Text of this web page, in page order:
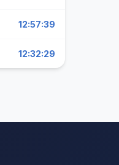
12:57:39
12:32:29